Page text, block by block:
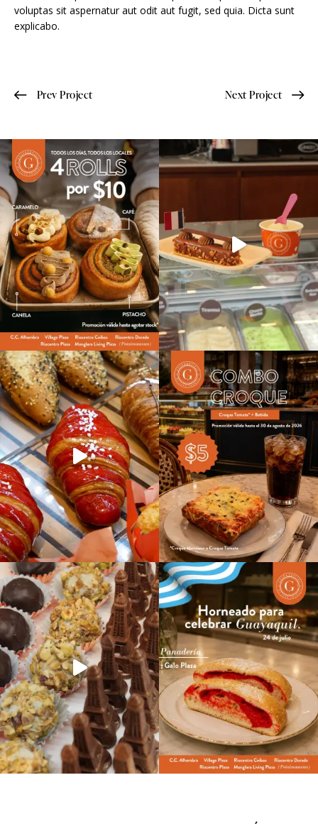
voluptas sit aspernatur aut odit aut fugit, sed quia. Dicta sunt
explicabo.
Prev Project Next Project